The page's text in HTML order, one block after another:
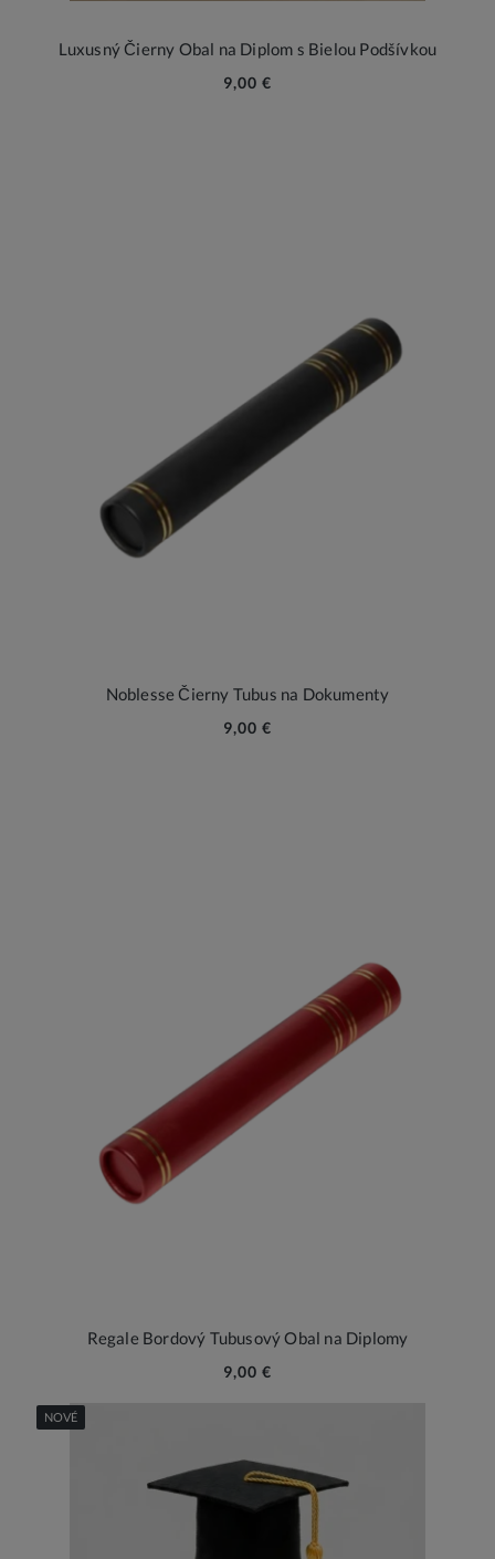
Luxusný Čierny Obal na Diplom s Bielou Podšívkou
9,00 €
Noblesse Čierny Tubus na Dokumenty
9,00 €
Regale Bordový Tubusový Obal na Diplomy
9,00 €
NOVÉ